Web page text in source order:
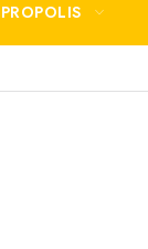
PROPOLIS